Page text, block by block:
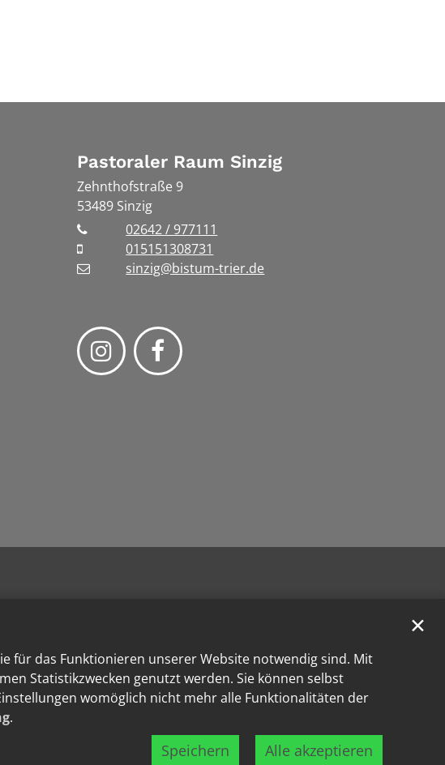
für das Funktionieren unserer Website notwendig sind. Mit
Statistikzwecken genutzt werden. Sie können selbst
womöglich nicht mehr alle Funktionalitäten der
.
Speichern Alle akzeptieren
✕
Pastoraler Raum Sinzig
Zehnthofstraße 9
53489 Sinzig
02642 / 977111
015151308731
sinzig@bistum-trier.de